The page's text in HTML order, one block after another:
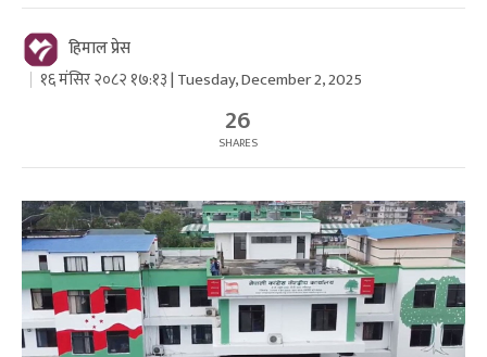
हिमाल प्रेस
१६ मंसिर २०८२ १७:१३ | Tuesday, December 2, 2025
26
SHARES